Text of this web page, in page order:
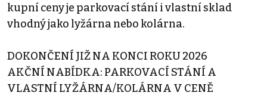
kupní ceny je parkovací stání i vlastní sklad
vhodný jako lyžárna nebo kolárna.
DOKONČENÍ JIŽ NA KONCI ROKU 2026
AKČNÍ NABÍDKA: PARKOVACÍ STÁNÍ A
VLASTNÍ LYŽÁRNA/KOLÁRNA V CENĚ